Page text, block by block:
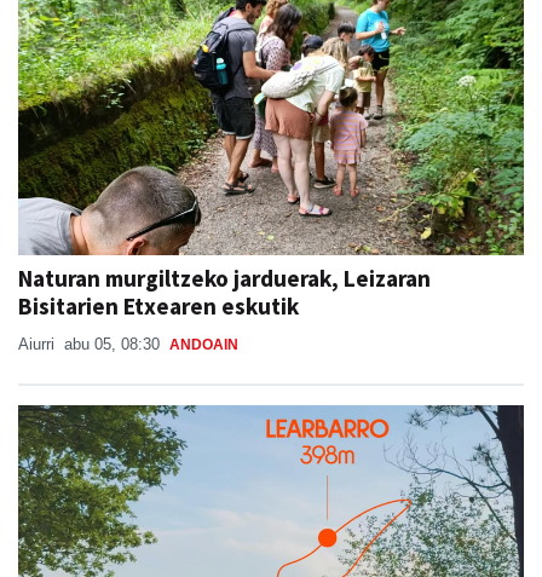
Naturan murgiltzeko jarduerak, Leizaran
Bisitarien Etxearen eskutik
Aiurri abu 05, 08:30 ANDOAIN